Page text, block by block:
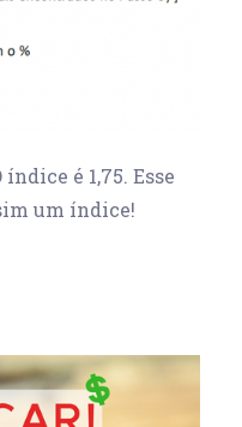
é 1,75. Esse
um índice!